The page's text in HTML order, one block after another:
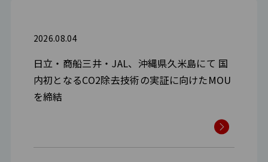
2026.08.04
日立・商船三井・JAL、沖縄県久米島にて 国
内初となるCO2除去技術の実証に向けたMOU
を締結